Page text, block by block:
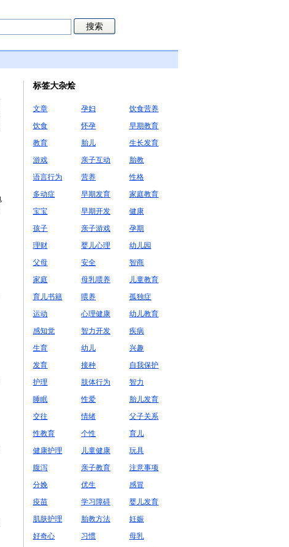
标签大杂烩
文章 孕妇
饮食营养
饮食
怀孕
早期教育
教育
胎儿
生长发育
游戏
亲子互动
胎教
语言行为
营养
性格
多动症
早期发育
家庭教育
宝宝
早期开发
健康
孩子
亲子游戏
孕期
理财
婴儿心理
幼儿园
父母
安全
智商
家庭
母乳喂养
儿童教育
育儿书籍
喂养
孤独症
运动
心理健康
幼儿教育
感知觉
智力开发
疾病
生育
幼儿
兴趣
发育
接种
自我保护
护理
肢体行为
智力
睡眠
性爱
胎儿发育
交往
情绪
父子关系
性教育
个性
育儿
健康护理
儿童健康
玩具
腹泻
亲子教育
注意事项
分娩
优生
感冒
疫苗
学习障碍
婴儿发育
肌肤护理
胎教方法
妊娠
好奇心
习惯
母乳